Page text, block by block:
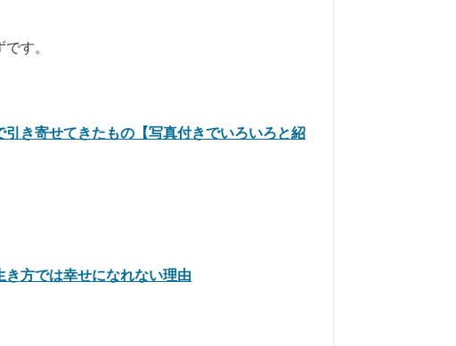
す。
引き寄せてきたもの【写真付きでいろいろと紹
方では幸せになれない理由